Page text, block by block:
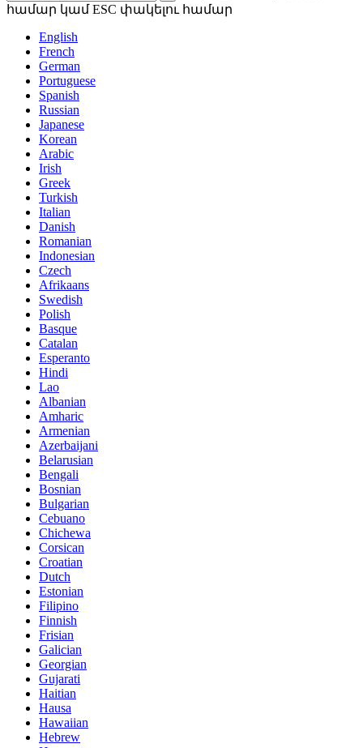
համար կամ ESC փակելու համար
English
French
German
Portuguese
Spanish
Russian
Japanese
Korean
Arabic
Irish
Greek
Turkish
Italian
Danish
Romanian
Indonesian
Czech
Afrikaans
Swedish
Polish
Basque
Catalan
Esperanto
Hindi
Lao
Albanian
Amharic
Armenian
Azerbaijani
Belarusian
Bengali
Bosnian
Bulgarian
Cebuano
Chichewa
Corsican
Croatian
Dutch
Estonian
Filipino
Finnish
Frisian
Galician
Georgian
Gujarati
Haitian
Hausa
Hawaiian
Hebrew